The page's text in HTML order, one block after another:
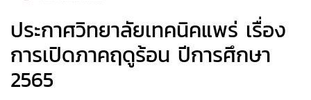
ประกาศวิทยาลัยเทคนิคแพร่ เรื่อง
การเปิดภาคฤดูร้อน ปีการศึกษา
2565